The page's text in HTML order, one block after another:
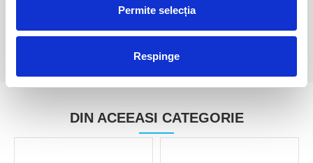
Permite selecția
Respinge
DIN ACEEASI CATEGORIE